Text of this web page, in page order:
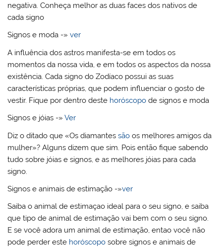
negativa. Conheça melhor as duas faces dos nativos de
cada signo
Signos e moda -»ver
A influência dos astros manifesta-se em todos os
momentos da nossa vida, e em todos os aspectos da nossa
existência. Cada signo do Zodíaco possui as suas
características próprias, que podem influenciar o gosto de
vestir. Fique por dentro deste horóscopo de signos e moda
Signos e jóias -»Ver
Diz o ditado que «Os diamantessão os melhores amigos da
mulher»? Alguns dizem que sim. Pois então fique sabendo
tudo sobre jóias e signos, e as melhores jóias para cada
signo.
Signos e animais de estimação -»ver
Saiba o animal de estimaçao ideal para o seu signo, e saiba
que tipo de animal de estimação vai bem com o seu signo.
E se você adora um animal de estimação, entao você não
pode perder este horóscopo sobre signos e animais de